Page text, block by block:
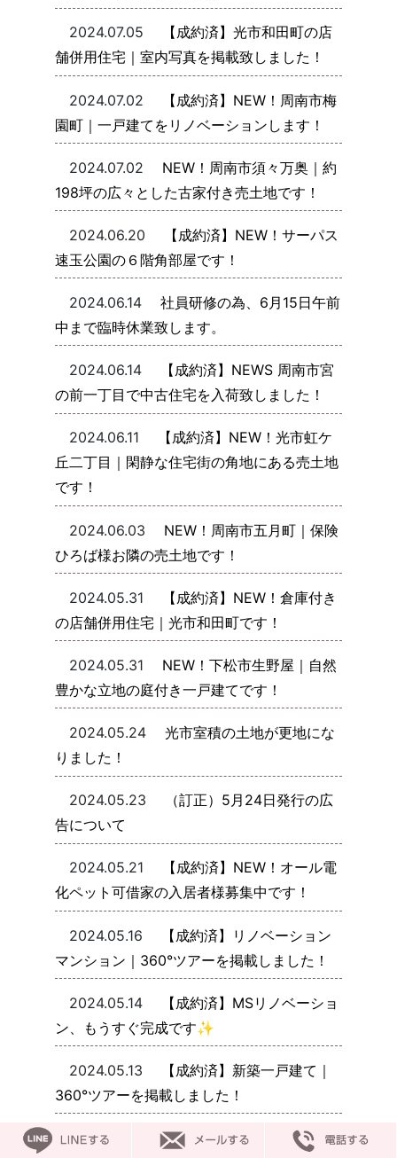
2024.07.05
【成約済】光市和田町の店
舗併用住宅｜室内写真を掲載致しました！
2024.07.02
【成約済】NEW！周南市梅
園町｜一戸建てをリノベーションします！
2024.07.02
NEW！周南市須々万奥｜約
198坪の広々とした古家付き売土地です！
2024.06.20
【成約済】NEW！サーパス
速玉公園の６階角部屋です！
2024.06.14
社員研修の為、6月15日午前
中まで臨時休業致します。
2024.06.14
【成約済】NEWS 周南市宮
の前一丁目で中古住宅を入荷致しました！
2024.06.11
【成約済】NEW！光市虹ケ
丘二丁目｜閑静な住宅街の角地にある売土地
です！
2024.06.03
NEW！周南市五月町｜保険
ひろば様お隣の売土地です！
2024.05.31
【成約済】NEW！倉庫付き
の店舗併用住宅｜光市和田町です！
2024.05.31
NEW！下松市生野屋｜自然
豊かな立地の庭付き一戸建てです！
2024.05.24
光市室積の土地が更地にな
りました！
2024.05.23
（訂正）5月24日発行の広
告について
2024.05.21
【成約済】NEW！オール電
化ペット可借家の入居者様募集中です！
2024.05.16
【成約済】リノベーション
マンション｜360°ツアーを掲載しました！
2024.05.14
【成約済】MSリノベーショ
ン、もうすぐ完成です✨
2024.05.13
【成約済】新築一戸建て｜
360°ツアーを掲載しました！
2024.05.09
【成約済】NEW！川端町パ